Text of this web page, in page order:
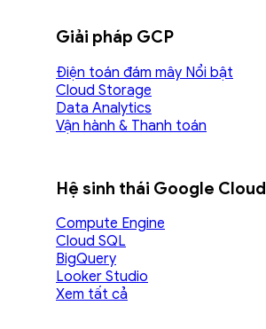
Giải pháp GCP
Điện toán đám mây
Cloud Storage
Data Analytics
Vận hành & Thanh toán
Hệ sinh thái Google Cloud
Compute Engine
Cloud SQL
BigQuery
Looker Studio
Xem tất cả